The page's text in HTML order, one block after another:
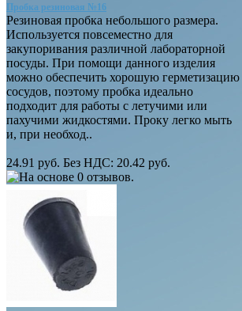
Пробка резиновая №16
Резиновая пробка небольшого размера.
Используется повсеместно для
закупоривания различной лабораторной
посуды. При помощи данного изделия
можно обеспечить хорошую герметизацию
сосудов, поэтому пробка идеально
подходит для работы с летучими или
пахучими жидкостями. Проку легко мыть
и, при необход..
24.91 руб. Без НДС: 20.42 руб.